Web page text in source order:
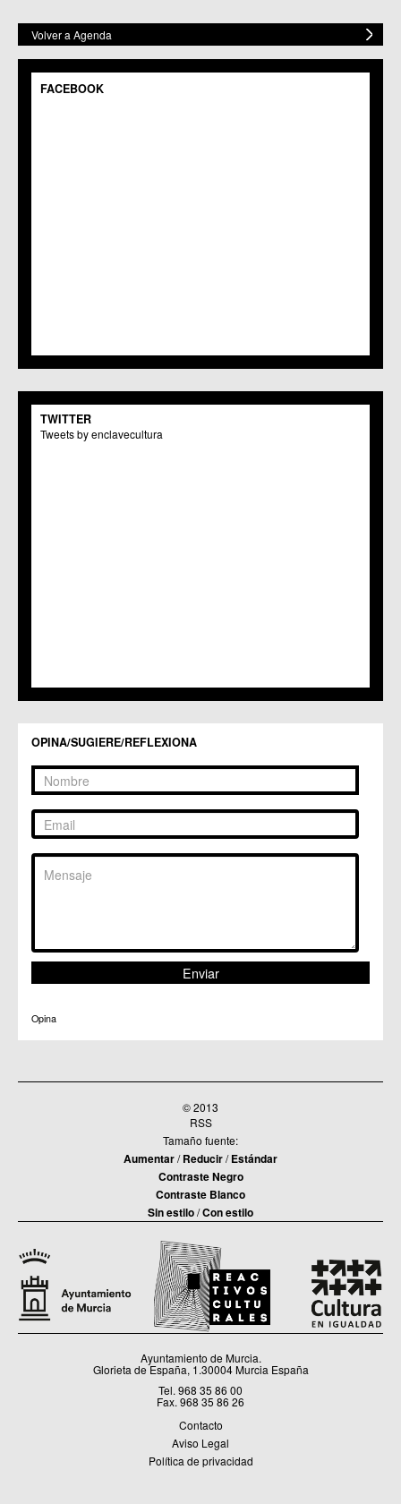
Volver a Agenda
FACEBOOK
TWITTER
Tweets by enclavecultura
OPINA/SUGIERE/REFLEXIONA
Opina
© 2013
RSS
Tamaño fuente:
Aumentar/Reducir/Estándar
Contraste Negro
Contraste Blanco
Sin estilo/Con estilo
Ayuntamiento de Murcia.
Glorieta de España, 1.30004 Murcia España
Tel. 968 35 86 00
Fax. 968 35 86 26
Contacto
Aviso Legal
Política de privacidad